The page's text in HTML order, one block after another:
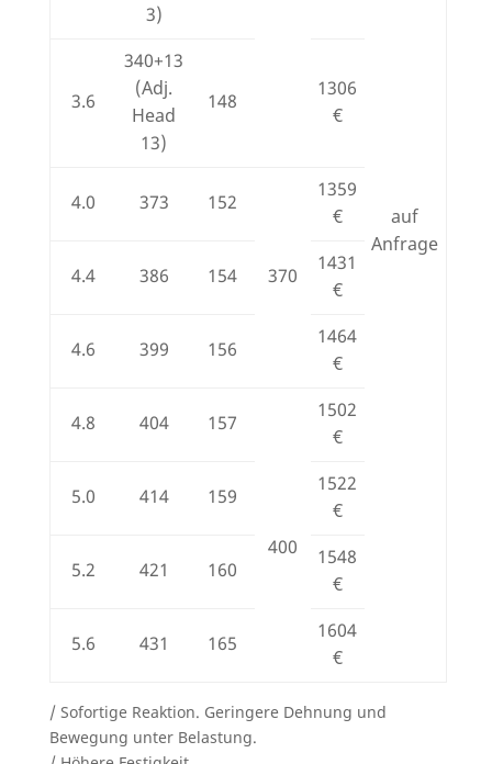
auf
Anfrage
3)
3.6
340+13
(Adj.
Head
13)
148
1306
€
4.0 373 152
370
1359
€
4.4 386 154
1431
€
4.6 399 156
1464
€
4.8 404 157
400
1502
€
5.0 414 159
1522
€
5.2 421 160
1548
€
5.6 431 165
1604
€
/ Sofortige Reaktion. Geringere Dehnung und
Bewegung unter Belastung.